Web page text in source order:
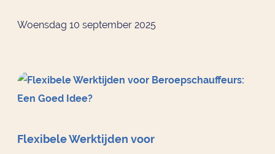
Woensdag 10 september 2025
Flexibele Werktijden voor